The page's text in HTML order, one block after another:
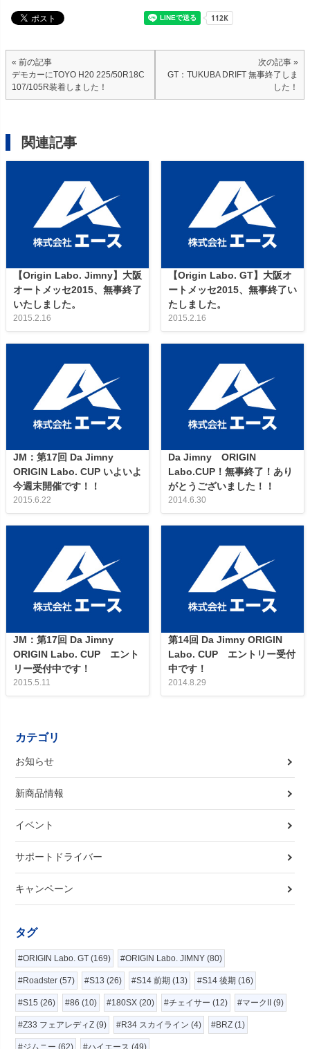
« 前の記事
デモカーにTOYO H20 225/50R18C
107/105R装着しました！
次の記事 »
GT：TUKUBA DRIFT 無事終了しま
した！
関連記事
【Origin Labo. Jimny】大阪
オートメッセ2015、無事終了
いたしました。
2015.2.16
【Origin Labo. GT】大阪オ
ートメッセ2015、無事終了い
たしました。
2015.2.16
JM：第17回 Da Jimny
ORIGIN Labo. CUP いよいよ
今週末開催です！！
2015.6.22
Da Jimny ORIGIN
Labo.CUP！無事終了！あり
がとうございました！！
2014.6.30
JM：第17回 Da Jimny
ORIGIN Labo. CUP エント
リー受付中です！
2015.5.11
第14回 Da Jimny ORIGIN
Labo. CUP エントリー受付
中です！
2014.8.29
カテゴリ
お知らせ
新商品情報
イベント
サポートドライバー
キャンペーン
タグ
#ORIGIN Labo. GT (169) #ORIGIN Labo. JIMNY (80)
#Roadster (57) #S13 (26) #S14 前期 (13) #S14 後期 (16)
#S15 (26) #86 (10) #180SX (20) #チェイサー (12) #マークII (9)
#Z33 フェアレディZ (9) #R34 スカイライン (4) #BRZ (1)
#ジムニー (62) #ハイエース (49)